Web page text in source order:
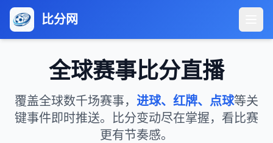
比分网
全球赛事比分直播
覆盖全球数千场赛事， 进球、红牌、点球等关
键事件即时推送。比分变动尽在掌握，看比赛
更有节奏感。